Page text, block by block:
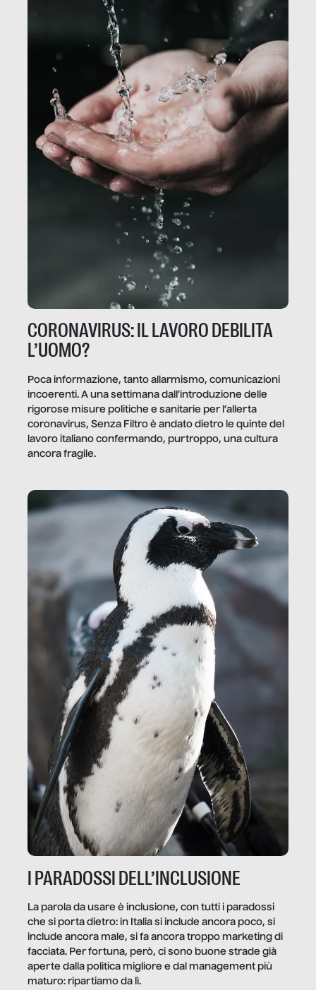
CORONAVIRUS: IL LAVORO DEBILITA
L’UOMO?
Poca informazione, tanto allarmismo, comunicazioni
incoerenti. A una settimana dall’introduzione delle
rigorose misure politiche e sanitarie per l’allerta
coronavirus, Senza Filtro è andato dietro le quinte del
lavoro italiano confermando, purtroppo, una cultura
ancora fragile.
I PARADOSSI DELL’INCLUSIONE
La parola da usare è inclusione, con tutti i paradossi
che si porta dietro: in Italia si include ancora poco, si
include ancora male, si fa ancora troppo marketing di
facciata. Per fortuna, però, ci sono buone strade già
aperte dalla politica migliore e dal management più
maturo: ripartiamo da lì.